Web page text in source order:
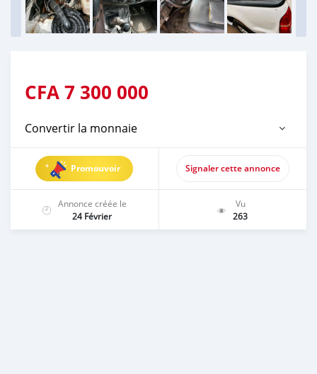
CFA7 300 000
Convertir la monnaie
Promouvoir Signaler cette annonce
Annonce créée le
24 Février
Vu
263